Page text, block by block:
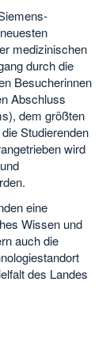
medizinischen
durch die
Besucherinnen
Abschluss
dem größten
Studierenden
wird
eine
Wissen und
auch die
des Landes